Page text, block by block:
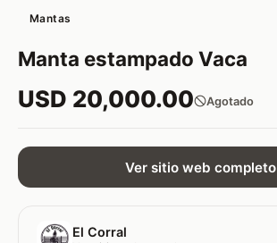
Mantas
Manta estampado Vaca
USD 20,000.00 Agotado
Ver sitio web completo
El Corral